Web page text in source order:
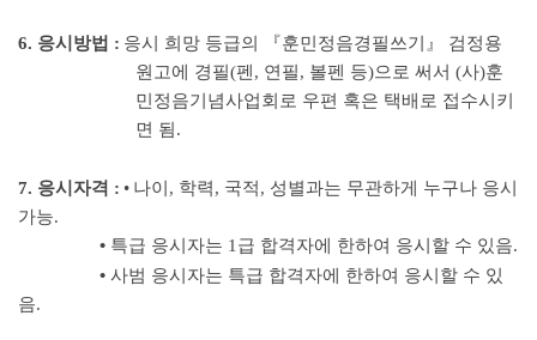
6. 응시방법 : 응시 희망 등급의 『훈민정음경필쓰기 』 검정용
원고에 경필(펜 , 연필, 볼펜 등)으로 써서 (사)훈
민정음기념사업회로 우편 혹은 택배로 접수시키
면 됨.
7. 응시자격 : • 나이 , 학력, 국적, 성별과는 무관하게 누구나 응시
가능.
• 특급 응시자는 1급 합격자에 한하여 응시할 수 있음.
• 사범 응시자는 특급 합격자에 한하여 응시할 수 있
음.